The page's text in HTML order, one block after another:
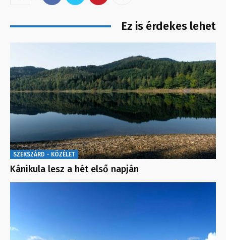
Ez is érdekes lehet
SZEKSZÁRD - KÖZÉLET
Kánikula lesz a hét első napján